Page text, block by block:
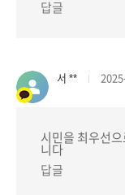
답글
서 **
시민을 최우선
니다
답글